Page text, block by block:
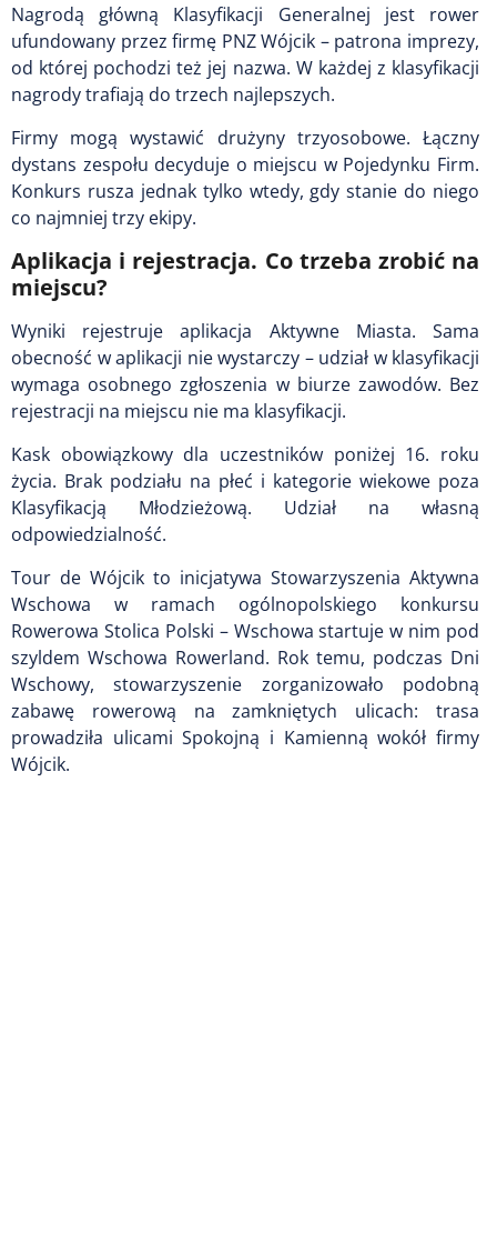
Nagrodą główną Klasyfikacji Generalnej jest rower
ufundowany przez firmę PNZ Wójcik – patrona imprezy,
od której pochodzi też jej nazwa. W każdej z klasyfikacji
nagrody trafiają do trzech najlepszych.
Firmy mogą wystawić drużyny trzyosobowe. Łączny
dystans zespołu decyduje o miejscu w Pojedynku Firm.
Konkurs rusza jednak tylko wtedy, gdy stanie do niego
co najmniej trzy ekipy.
Aplikacja i rejestracja. Co trzeba zrobić na
miejscu?
Wyniki rejestruje aplikacja Aktywne Miasta. Sama
obecność w aplikacji nie wystarczy – udział w klasyfikacji
wymaga osobnego zgłoszenia w biurze zawodów. Bez
rejestracji na miejscu nie ma klasyfikacji.
Kask obowiązkowy dla uczestników poniżej 16. roku
życia. Brak podziału na płeć i kategorie wiekowe poza
Klasyfikacją Młodzieżową. Udział na własną
odpowiedzialność.
Tour de Wójcik to inicjatywa Stowarzyszenia Aktywna
Wschowa w ramach ogólnopolskiego konkursu
Rowerowa Stolica Polski – Wschowa startuje w nim pod
szyldem Wschowa Rowerland. Rok temu, podczas Dni
Wschowy, stowarzyszenie zorganizowało podobną
zabawę rowerową na zamkniętych ulicach: trasa
prowadziła ulicami Spokojną i Kamienną wokół firmy
Wójcik.